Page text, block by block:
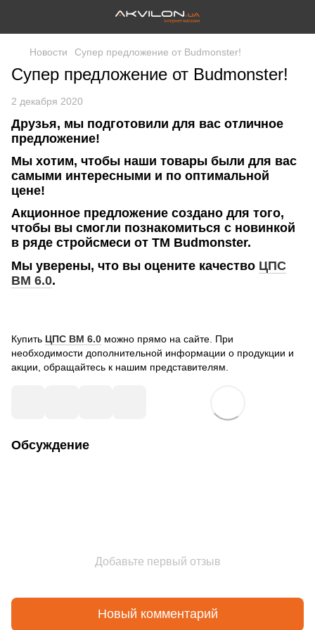
Новости Супер предложение от Budmonster!
Супер предложение от Budmonster!
2 декабря 2020
Друзья, мы подготовили для вас отличное
предложение!
Мы хотим, чтобы наши товары были для вас
самыми интересными и по оптимальной
цене!
Акционное предложение создано для того,
чтобы вы смогли познакомиться с новинкой
в ​​ряде стройсмеси от ТМ Budmonster.
Мы уверены, что вы оцените качество ЦПС
ВМ 6.0.
Купить ЦПС ВМ 6.0 можно прямо на сайте. При
необходимости дополнительной информации о продукции и
акции, обращайтесь к нашим представителям.
Обсуждение
Добавьте первый отзыв
Новый комментарий